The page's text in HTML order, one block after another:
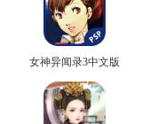
女神异闻录3中文版